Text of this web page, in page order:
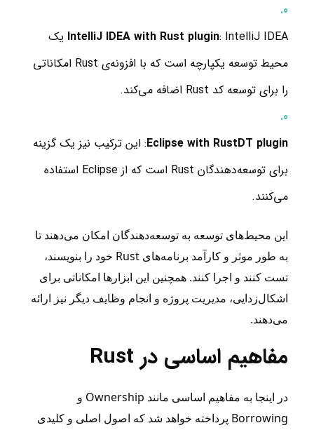
IntelliJ IDEA with Rust plugin : IntelliJ IDEA یک
محیط توسعه یکپارچه است که با افزونه‌ی Rust امکاناتی
را برای توسعه کد Rust اضافه می‌کند.
Eclipse with RustDT plugin: این ترکیب نیز یک گزینه
برای توسعه‌دهندگان Rust است که از Eclipse استفاده
می‌کنند.
این محیط‌های توسعه به توسعه‌دهندگان امکان می‌دهند تا
به طور موثر و کارآمد برنامه‌های Rust خود را بنویسند،
تست کنند و اجرا کنند. همچنین این ابزارها امکاناتی برای
اشکال‌زدایی، مدیریت پروژه و انجام وظایف دیگر نیز ارائه
می‌دهند.
مفاهیم اساسی در Rust
در اینجا به مفاهیم اساسی مانند Ownership و
Borrowing پرداخته خواهد شد که اصول اصلی و کلیدی